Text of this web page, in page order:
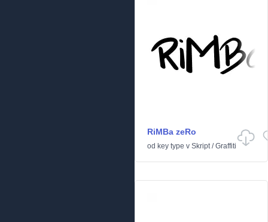
RiMBa zeRo
od key type v Skript/Graffiti